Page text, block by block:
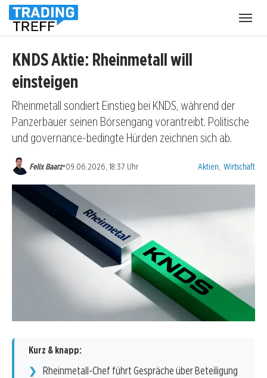
KNDS Aktie: Rheinmetall will
einsteigen
Rheinmetall sondiert Einstieg bei KNDS, während der
Panzerbauer seinen Börsengang vorantreibt. Politische
und governance-bedingte Hürden zeichnen sich ab.
Felix Baarz•09.06.2026, 18:37 Uhr Kategorien:
Aktien Wirtschaft
Kurz & knapp:
Rheinmetall-Chef führt Gespräche über Beteiligung